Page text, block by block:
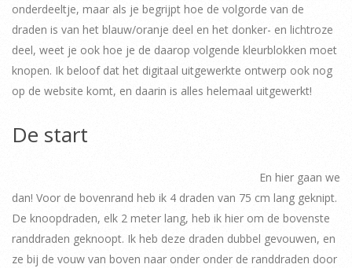
onderdeeltje, maar als je begrijpt hoe de volgorde van de
draden is van het blauw/oranje deel en het donker- en lichtroze
deel, weet je ook hoe je de daarop volgende kleurblokken moet
knopen. Ik beloof dat het digitaal uitgewerkte ontwerp ook nog
op de website komt, en daarin is alles helemaal uitgewerkt!
De start
En hier gaan we
dan! Voor de bovenrand heb ik 4 draden van 75 cm lang geknipt.
De knoopdraden, elk 2 meter lang, heb ik hier om de bovenste
randdraden geknoopt. Ik heb deze draden dubbel gevouwen, en
ze bij de vouw van boven naar onder onder de randdraden door